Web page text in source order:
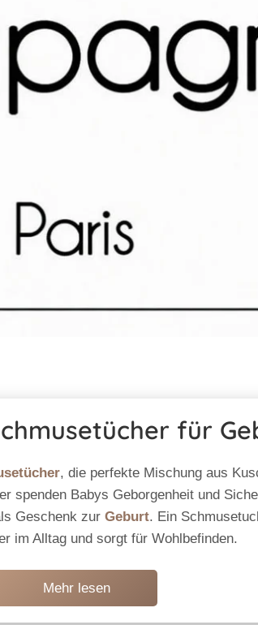
für
, die perfekte Mischung aus
spenden Babys Geborgenheit und
Geschenk zur Geburt. Ein
im Alltag und sorgt für Wohlbefinden.
Mehr lesen